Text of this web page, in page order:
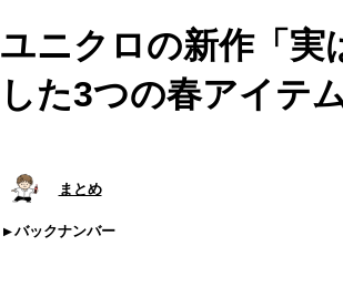
ユニクロの新作「実
した3つの春アイテ
まとめ
バックナンバー